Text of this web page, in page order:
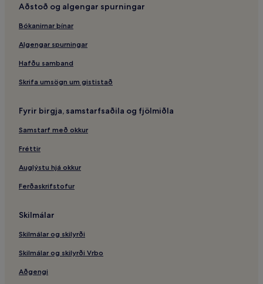
Ríkisópera Hamborgar – hótel í nágrenninu
Theater im Hafen – hótel í nágrenninu
Alster vötnin – hótel í nágrenninu
Speicherstadt – hótel
Reeperbahn – hótel í nágrenninu
Verslunarmiðstöðin Wandelhalle – hótel í nágrenninu
Chocoversum safnið – hótel í nágrenninu
Gæludýravæn hótel – Bahrenfeld
Safnið Speicherstadtmuseum – hótel í nágrenninu
Star Club minnisvarði – hótel í nágrenninu
Saint Pauli – hótel
Hótel með bílastæði – Hamborg
Schmidts Tivoli – hótel í nágrenninu
Levantehaus – hótel í nágrenninu
Aðstoð og algengar spurningar
Bókanirnar þínar
Algengar spurningar
Hafðu samband
Skrifa umsögn um gististað
Fyrir birgja, samstarfsaðila og fjölmiðla
Samstarf með okkur
Fréttir
Auglýstu hjá okkur
Ferðaskrifstofur
Skilmálar
Skilmálar og skilyrði
Skilmálar og skilyrði Vrbo
Aðgengi